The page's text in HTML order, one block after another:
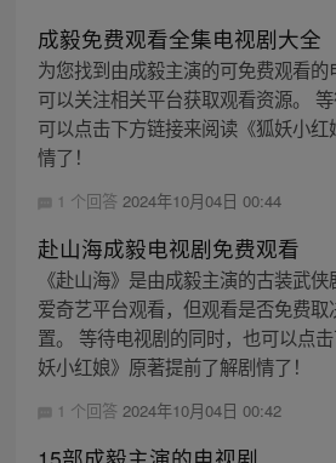
成毅免费观看全集电视剧大全
为您找到由成毅主演的可免费观看
可以关注相关平台获取观看资源。
可以点击下方链接来阅读《狐妖小
情了！
1 个回答 2024年10月04日 00:44
赴山海成毅电视剧免费观看
《赴山海》是由成毅主演的古装武侠
爱奇艺平台观看，但观看是否免费
置。 等待电视剧的同时，也可以点
妖小红娘》原著提前了解剧情了！
1 个回答 2024年10月04日 00:42